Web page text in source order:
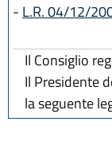
- L.R. 04/12/
Il Consiglio
Il Presidente
la seguente